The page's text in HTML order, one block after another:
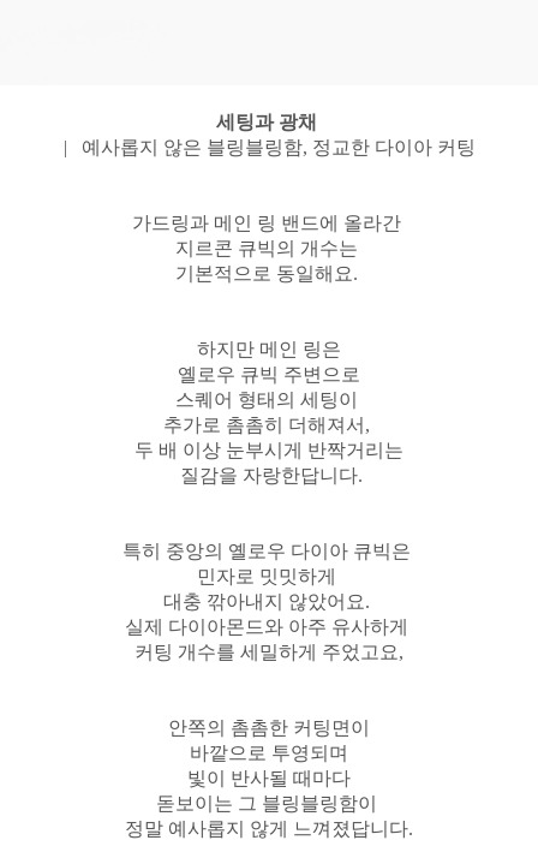
세팅과 광채
| 예사롭지 않은 블링블링함, 정교한 다이아 커팅
가드링과 메인 링 밴드에 올라간
지르콘 큐빅의 개수는
기본적으로 동일해요.
하지만 메인 링은
옐로우 큐빅 주변으로
스퀘어 형태의 세팅이
추가로 촘촘히 더해져서,
두 배 이상 눈부시게 반짝거리는
질감을 자랑한답니다.
특히 중앙의 옐로우 다이아 큐빅은
민자로 밋밋하게
대충 깎아내지 않았어요.
실제 다이아몬드와 아주 유사하게
커팅 개수를 세밀하게 주었고요,
안쪽의 촘촘한 커팅면이
바깥으로 투영되며
빛이 반사될 때마다
돋보이는 그 블링블링함이
정말 예사롭지 않게 느껴졌답니다.